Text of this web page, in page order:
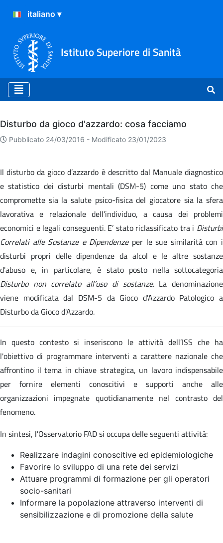
Istituto Superiore di Sanità
Archivio
Disturbo da gioco d'azzardo: cosa facciamo
Pubblicato 24/03/2016 - Modificato 23/01/2023
Il disturbo da gioco d’azzardo è descritto dal Manuale diagnostico
e statistico dei disturbi mentali (DSM-5) come uno stato che
compromette sia la salute psico-fisica del giocatore sia la sfera
lavorativa e relazionale dell’individuo, a causa dei problemi
economici e legali conseguenti. E’ stato riclassificato tra i Disturbi
Correlati alle Sostanze e Dipendenzeper le sue similarità con i
disturbi propri delle dipendenze da alcol e le altre sostanze
d'abuso e, in particolare, è stato posto nella sottocategoria
Disturbo non correlato all’uso di sostanze. La denominazione
viene modificata dal DSM-5 da Gioco d'Azzardo Patologico a
Disturbo da Gioco d'Azzardo.
In questo contesto si inseriscono le attività dell’ISS che ha
l'obiettivo di programmare interventi a carattere nazionale che
affrontino il tema in chiave strategica, un lavoro indispensabile
per fornire elementi conoscitivi e supporti anche alle
organizzazioni impegnate quotidianamente nel contrasto del
fenomeno.
In sintesi, l'Osservatorio FAD si occupa delle seguenti attività:
Realizzare indagini conoscitive ed epidemiologiche
Favorire lo sviluppo di una rete dei servizi
Attuare programmi di formazione per gli operatori
socio-sanitari
Informare la popolazione attraverso interventi di
sensibilizzazione e di promozione della salute